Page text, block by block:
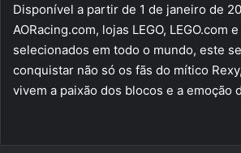
Disponível a partir de 1 de janeiro de
AORacing.com, lojas LEGO, LEGO.com
selecionados em todo o mundo, este
conquistar não só os fãs do mítico
vivem a paixão dos blocos e a emoção